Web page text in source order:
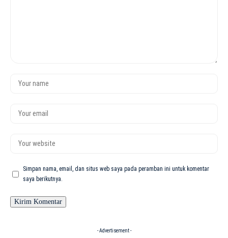
Simpan nama, email, dan situs web saya pada peramban ini untuk komentar
saya berikutnya.
- Advertisement -